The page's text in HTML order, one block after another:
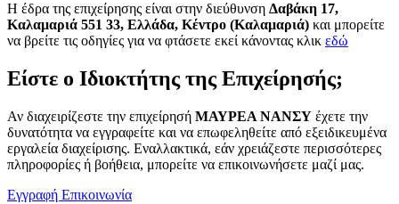
H έδρα της επιχείρησης είναι στην διεύθυνση Δαβάκη 17,
Καλαμαριά 551 33, Ελλάδα, Κέντρο (Καλαμαριά) και μπορείτε
να βρείτε τις οδηγίες για να φτάσετε εκεί κάνοντας κλικ εδώ
Είστε ο Ιδιοκτήτης της Επιχείρησής;
Αν διαχειρίζεστε την επιχείρησή ΜΑΥΡΕΑ ΝΑΝΣΥ έχετε την
δυνατότητα να εγγραφείτε και να επωφεληθείτε από εξειδικευμένα
εργαλεία διαχείρισης. Εναλλακτικά, εάν χρειάζεστε περισσότερες
πληροφορίες ή βοήθεια, μπορείτε να επικοινωνήσετε μαζί μας.
Εγγραφή Επικοινωνία